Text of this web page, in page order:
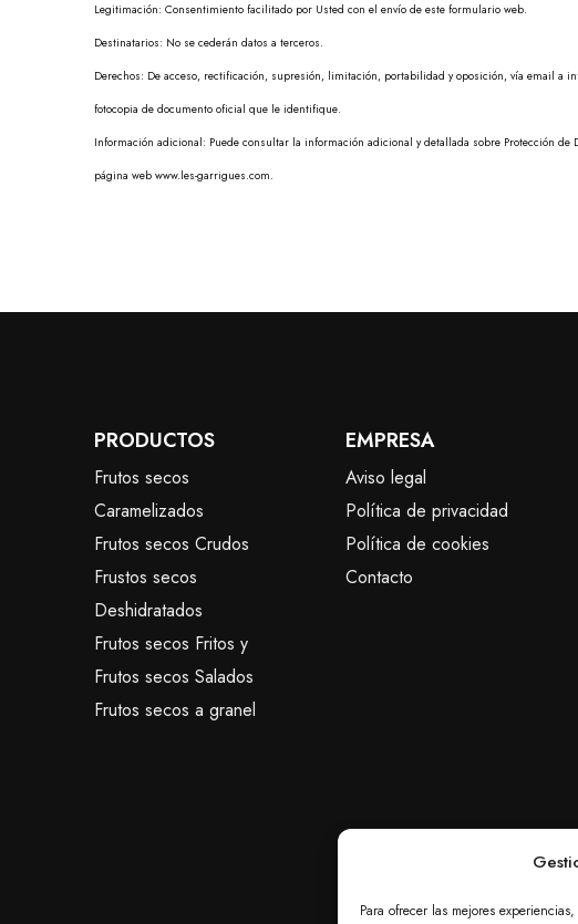
Para ofrecer las mejores
Legitimación: Consentimiento facilitado por Usted con el envío de este formulario web.
Destinatarios: No se cederán datos a terceros.
Derechos: De acceso, rectificación, supresión, limitación, portabilidad y oposición, vía email a
fotocopia de documento oficial que le identifique.
Información adicional: Puede consultar la información adicional y detallada sobre Protección de
página web www.les-garrigues.com.
PRODUCTOS
Frutos secos
Caramelizados
Frutos secos Crudos
Frustos secos
Deshidratados
Frutos secos Fritos y
Frutos secos Salados
Frutos secos a granel
EMPRESA
Aviso legal
Política de privacidad
Política de cookies
Contacto